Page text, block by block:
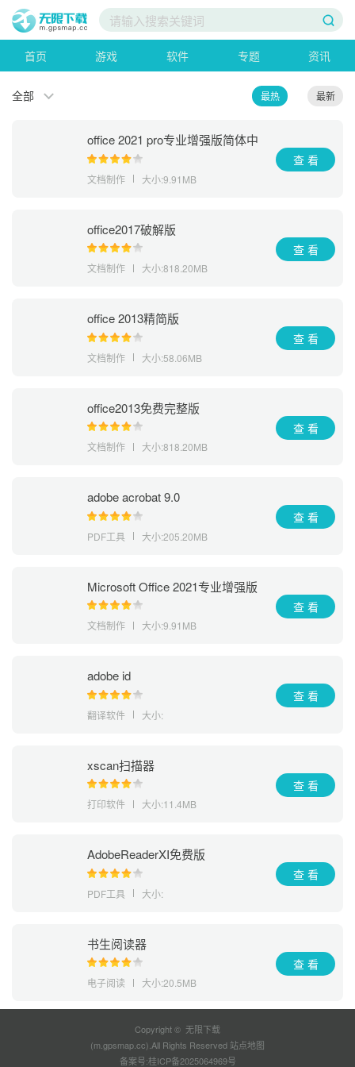
首页 游戏 软件 专题 资讯
全部 最热 最新
office 2021 pro专业增强版简体中
文版
文档制作 大小:9.91MB
查 看
office2017破解版
文档制作 大小:818.20MB
查 看
office 2013精简版
文档制作 大小:58.06MB
查 看
office2013免费完整版
文档制作 大小:818.20MB
查 看
adobe acrobat 9.0
PDF工具 大小:205.20MB
查 看
Microsoft Office 2021专业增强版
文档制作 大小:9.91MB
查 看
adobe id
翻译软件 大小:
查 看
xscan扫描器
打印软件 大小:11.4MB
查 看
AdobeReaderXI免费版
PDF工具 大小:
查 看
书生阅读器
电子阅读 大小:20.5MB
查 看
Copyright © 无限下载
(m.gpsmap.cc).All Rights Reserved 站点地图
备案号:桂ICP备2025064969号